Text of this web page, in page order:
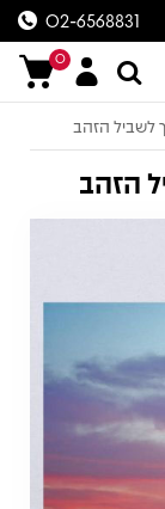
02-6568831
0
לשביל הזהב
הזהב